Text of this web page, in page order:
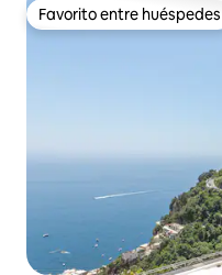
Favorito entre huéspedes
Favorito entre huéspedes